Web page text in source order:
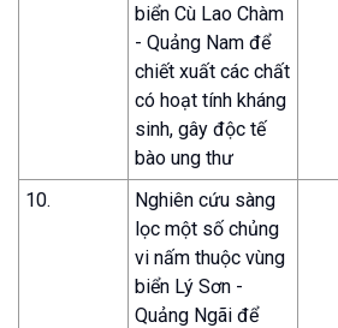
biển Cù Lao Chàm
- Quảng Nam để
chiết xuất các chất
có hoạt tính kháng
sinh, gây độc tế
bào ung thư
10.
Nghiên cứu sàng
lọc một số chủng
vi nấm thuộc vùng
biển Lý Sơn -
Quảng Ngãi để